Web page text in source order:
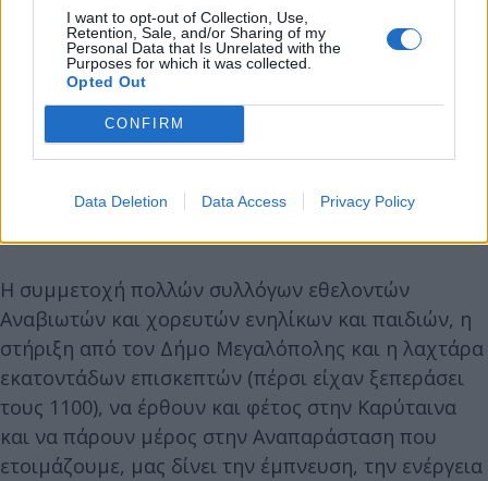
I want to opt-out of Collection, Use,
Retention, Sale, and/or Sharing of my
Personal Data that Is Unrelated with the
Purposes for which it was collected.
Opted Out
CONFIRM
Data Deletion Data Access Privacy Policy
Σπυρακόπουλος ήταν παρών και διαθέσιμος να
προσφέρει τη βοήθεια του όποτε χρειαζόταν.
Ο πρόεδρος του τοπικού διαμερίσματος
Καρύταινας, Κοτέλος Γιώργος, και μέλος του ΔΣ του
συλλόγου μας, ήταν νοερά κοντά μας, αφού
υποχρεώσεις τον είχαν αναγκάσει να βρίσκεται
Η συμμετοχή πολλών συλλόγων εθελοντών
Αναβιωτών και χορευτών ενηλίκων και παιδιών, η
στήριξη από τον Δήμο Μεγαλόπολης και η λαχτάρα
εκατοντάδων επισκεπτών (πέρσι είχαν ξεπεράσει
τους 1100), να έρθουν και φέτος στην Καρύταινα
και να πάρουν μέρος στην Αναπαράσταση που
ετοιμάζουμε, μας δίνει την έμπνευση, την ενέργεια